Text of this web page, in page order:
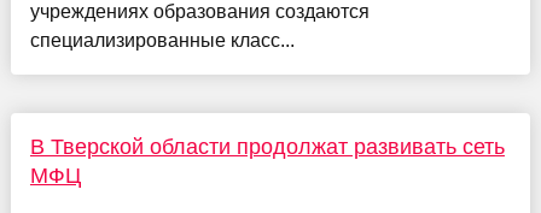
учреждениях образования создаются
специализированные класс...
В Тверской области продолжат развивать сеть
МФЦ